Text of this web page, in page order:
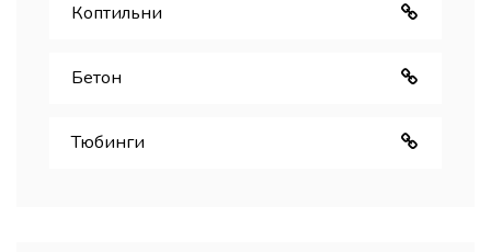
Коптильни
Бетон
Тюбинги